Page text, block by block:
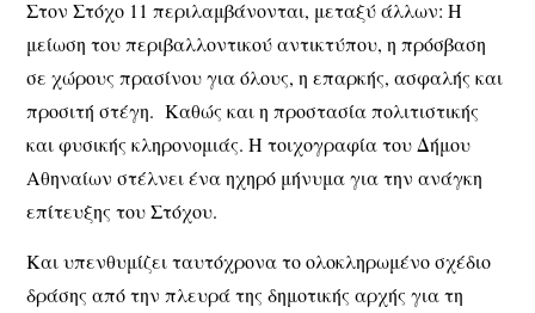
Στον Στόχο 11 περιλαμβάνονται, μεταξύ άλλων: H
μείωση του περιβαλλοντικού αντικτύπου, η πρόσβαση
σε χώρους πρασίνου για όλους, η επαρκής, ασφαλής και
προσιτή στέγη. Kαθώς και η προστασία πολιτιστικής
και φυσικής κληρονομιάς. Η τοιχογραφία του Δήμου
Αθηναίων στέλνει ένα ηχηρό μήνυμα για την ανάγκη
επίτευξης του Στόχου.
Και υπενθυμίζει ταυτόχρονα το ολοκληρωμένο σχέδιο
δράσης από την πλευρά της δημοτικής αρχής για τη